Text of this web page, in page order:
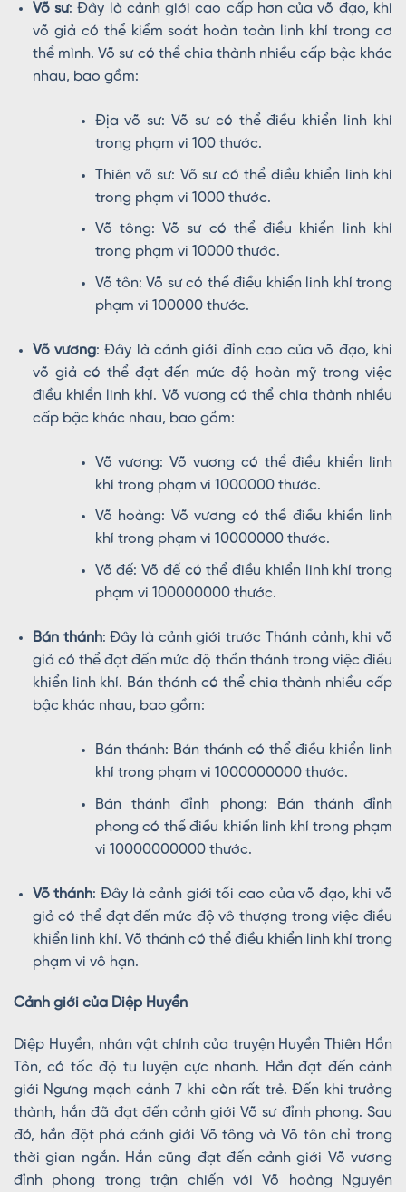
Võ sư: Đây là cảnh giới cao cấp hơn của võ đạo, khi
võ giả có thể kiểm soát hoàn toàn linh khí trong cơ
thể mình. Võ sư có thể chia thành nhiều cấp bậc khác
nhau, bao gồm:
Địa võ sư: Võ sư có thể điều khiển linh khí
trong phạm vi 100 thước.
Thiên võ sư: Võ sư có thể điều khiển linh khí
trong phạm vi 1000 thước.
Võ tông: Võ sư có thể điều khiển linh khí
trong phạm vi 10000 thước.
Võ tôn: Võ sư có thể điều khiển linh khí trong
phạm vi 100000 thước.
Võ vương: Đây là cảnh giới đỉnh cao của võ đạo, khi
võ giả có thể đạt đến mức độ hoàn mỹ trong việc
điều khiển linh khí. Võ vương có thể chia thành nhiều
cấp bậc khác nhau, bao gồm:
Võ vương: Võ vương có thể điều khiển linh
khí trong phạm vi 1000000 thước.
Võ hoàng: Võ vương có thể điều khiển linh
khí trong phạm vi 10000000 thước.
Võ đế: Võ đế có thể điều khiển linh khí trong
phạm vi 100000000 thước.
Bán thánh: Đây là cảnh giới trước Thánh cảnh, khi võ
giả có thể đạt đến mức độ thần thánh trong việc điều
khiển linh khí. Bán thánh có thể chia thành nhiều cấp
bậc khác nhau, bao gồm:
Bán thánh: Bán thánh có thể điều khiển linh
khí trong phạm vi 1000000000 thước.
Bán thánh đỉnh phong: Bán thánh đỉnh
phong có thể điều khiển linh khí trong phạm
vi 10000000000 thước.
Võ thánh: Đây là cảnh giới tối cao của võ đạo, khi võ
giả có thể đạt đến mức độ vô thượng trong việc điều
khiển linh khí. Võ thánh có thể điều khiển linh khí trong
phạm vi vô hạn.
Cảnh giới của Diệp Huyền
Diệp Huyền, nhân vật chính của truyện Huyền Thiên Hồn
Tôn, có tốc độ tu luyện cực nhanh. Hắn đạt đến cảnh
giới Ngưng mạch cảnh 7 khi còn rất trẻ. Đến khi trưởng
thành, hắn đã đạt đến cảnh giới Võ sư đỉnh phong. Sau
đó, hắn đột phá cảnh giới Võ tông và Võ tôn chỉ trong
thời gian ngắn. Hắn cũng đạt đến cảnh giới Võ vương
đỉnh phong trong trận chiến với Võ hoàng Nguyên